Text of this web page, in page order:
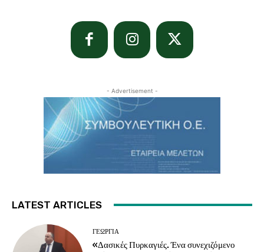
- Advertisement -
LATEST ARTICLES
ΓΕΩΡΓΊΑ
«Δασικές Πυρκαγιές. Ένα συνεχιζόμενο